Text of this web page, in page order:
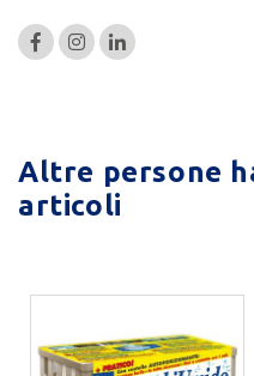
Altre persone
articoli